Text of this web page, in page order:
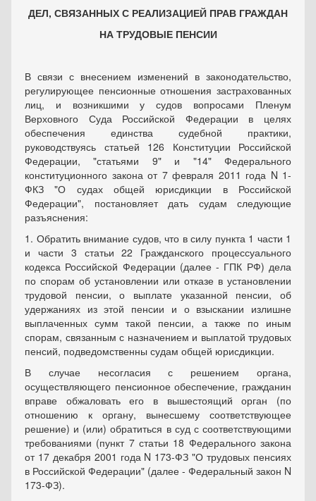
ДЕЛ, СВЯЗАННЫХ С РЕАЛИЗАЦИЕЙ ПРАВ ГРАЖДАН
НА ТРУДОВЫЕ ПЕНСИИ
В связи с внесением изменений в законодательство,
регулирующее пенсионные отношения застрахованных
лиц, и возникшими у судов вопросами Пленум
Верховного Суда Российской Федерации в целях
обеспечения единства судебной практики,
руководствуясь статьей 126 Конституции Российской
Федерации, "статьями 9" и "14" Федерального
конституционного закона от 7 февраля 2011 года N 1-
ФКЗ "О судах общей юрисдикции в Российской
Федерации", постановляет дать судам следующие
разъяснения:
1. Обратить внимание судов, что в силу пункта 1 части 1
и части 3 статьи 22 Гражданского процессуального
кодекса Российской Федерации (далее - ГПК РФ) дела
по спорам об установлении или отказе в установлении
трудовой пенсии, о выплате указанной пенсии, об
удержаниях из этой пенсии и о взыскании излишне
выплаченных сумм такой пенсии, а также по иным
спорам, связанным с назначением и выплатой трудовых
пенсий, подведомственны судам общей юрисдикции.
В случае несогласия с решением органа,
осуществляющего пенсионное обеспечение, гражданин
вправе обжаловать его в вышестоящий орган (по
отношению к органу, вынесшему соответствующее
решение) и (или) обратиться в суд с соответствующими
требованиями (пункт 7 статьи 18 Федерального закона
от 17 декабря 2001 года N 173-ФЗ "О трудовых пенсиях
в Российской Федерации" (далее - Федеральный закон N
173-ФЗ).